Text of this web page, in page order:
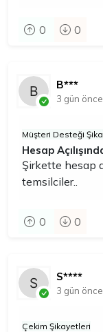
0 0
B***
3 gün önce
Müşteri Desteği
Hesap
Şirkette hesap
temsilciler..
0 0
S****
3 gün önce
Çekim Şikayetleri